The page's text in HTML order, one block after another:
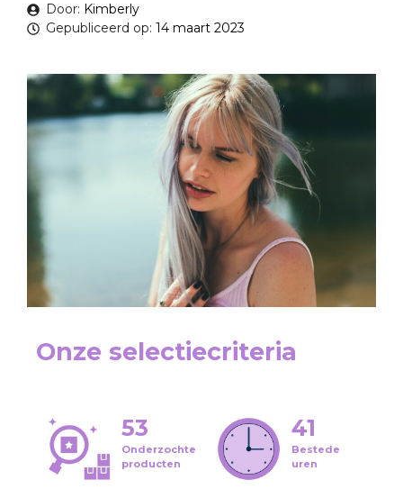
Door: Kimberly
Gepubliceerd op: 14 maart 2023
Onze selectiecriteria
53
Onderzochte
producten
41
Bestede
uren